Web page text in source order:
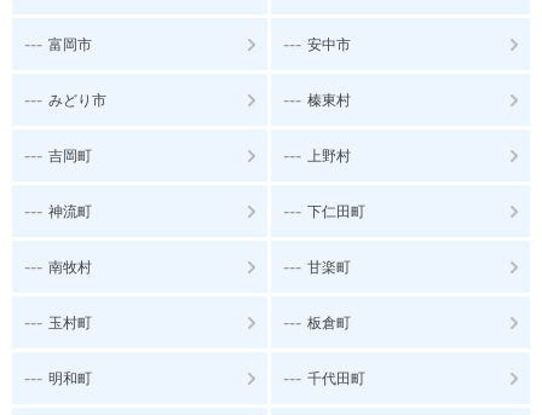
--- 富岡市 --- 安中市
--- みどり市 --- 榛東村
--- 吉岡町 --- 上野村
--- 神流町 --- 下仁田町
--- 南牧村 --- 甘楽町
--- 玉村町 --- 板倉町
--- 明和町 --- 千代田町